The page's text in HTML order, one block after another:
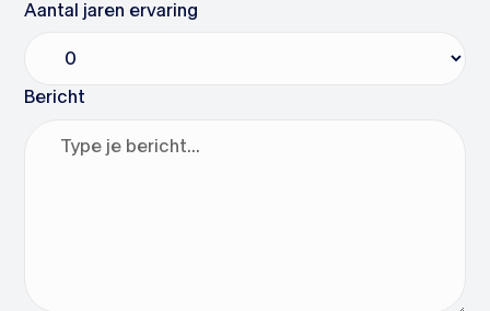
Aantal jaren ervaring
Bericht